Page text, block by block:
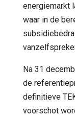
energiemarkt
waar in de
Na 31
de
definitieve
voorschot